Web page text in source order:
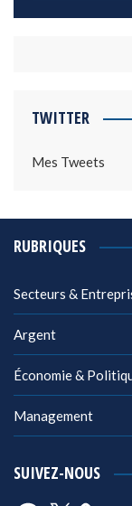
TWITTER
Mes Tweets
RUBRIQUES
Secteurs &
Argent
Économie &
Management
SUIVEZ-NOUS